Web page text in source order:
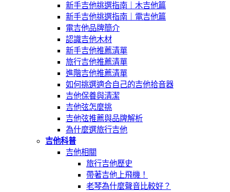
新手吉他挑選指南｜木吉他篇
新手吉他挑選指南｜電吉他篇
電吉他品牌簡介
認識吉他木材
新手吉他推薦清單
旅行吉他推薦清單
進階吉他推薦清單
如何挑選適合自己的吉他拾音器
吉他保養與清潔
吉他弦怎麼挑
吉他弦推薦與品牌解析
為什麼選旅行吉他
吉他科普
吉他相關
旅行吉他歷史
帶著吉他上飛機！
老琴為什麼聲音比較好？